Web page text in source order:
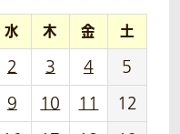
水 木 金 土
2 3 4
5
9 10 11
12